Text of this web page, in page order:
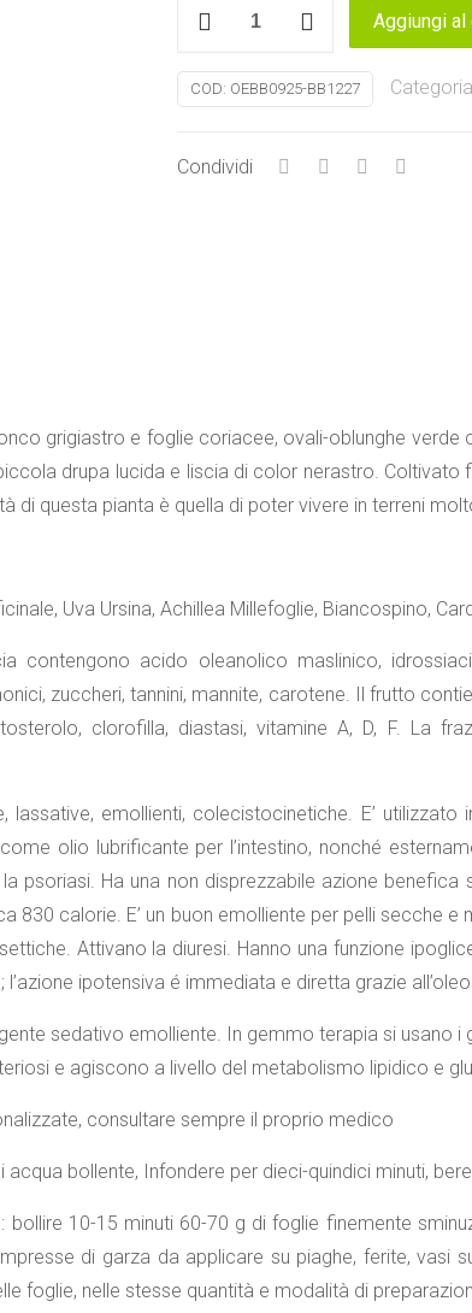
Aggiungi al
COD: OEBB0925-BB1227
Condividi
grigiastro e foglie coriacee, ovali-oblunghe verde
drupa lucida e liscia di color nerastro. Coltivato
di questa pianta è quella di poter vivere in terreni
Uva Ursina, Achillea Millefoglie, Biancospino,
contengono acido oleanolico maslinico,
zuccheri, tannini, mannite, carotene. Il frutto
clorofilla, diastasi, vitamine A, D, F. La
lassative, emollienti, colecistocinetiche. E’
olio lubrificante per l’intestino, nonché
Ha una non disprezzabile azione benefica
830 calorie. E’ un buon emolliente per pelli secche e
Attivano la diuresi. Hanno una funzione
ipotensiva é immediata e diretta grazie
sedativo emolliente. In gemmo terapia si usano i
e agiscono a livello del metabolismo lipidico e
consultare sempre il proprio medico
bollente, Infondere per dieci-quindici minuti,
10-15 minuti 60-70 g di foglie finemente
di garza da applicare su piaghe, ferite, vasi
foglie, nelle stesse quantità e modalità di